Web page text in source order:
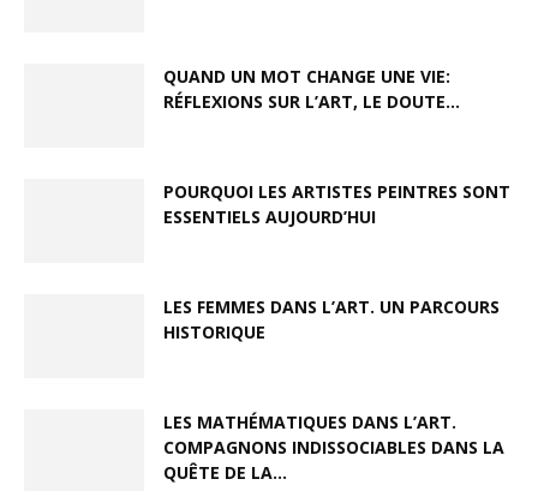
QUAND UN MOT CHANGE UNE VIE:
RÉFLEXIONS SUR L’ART, LE DOUTE...
POURQUOI LES ARTISTES PEINTRES SONT
ESSENTIELS AUJOURD’HUI
LES FEMMES DANS L’ART. UN PARCOURS
HISTORIQUE
LES MATHÉMATIQUES DANS L’ART.
COMPAGNONS INDISSOCIABLES DANS LA
QUÊTE DE LA...